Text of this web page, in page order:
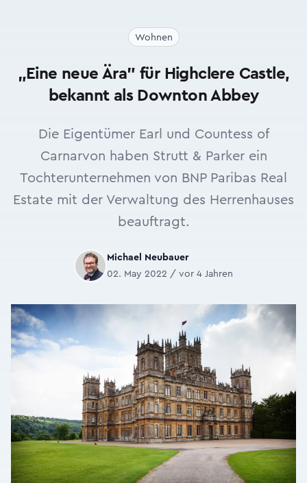
Wohnen
„Eine neue Ära” für Highclere Castle,
bekannt als Downton Abbey
Die Eigentümer Earl und Countess of
Carnarvon haben Strutt & Parker ein
Tochterunternehmen von BNP Paribas Real
Estate mit der Verwaltung des Herrenhauses
beauftragt.
Michael Neubauer
02. May 2022 / vor 4 Jahren